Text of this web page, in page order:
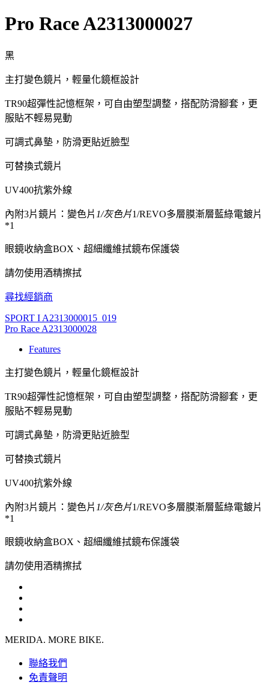
Pro Race A2313000027
黑
主打變色鏡片，輕量化鏡框設計
TR90超彈性記憶框架，可自由塑型調整，搭配防滑腳套，更
服貼不輕易晃動
可調式鼻墊，防滑更貼近臉型
可替換式鏡片
UV400抗紫外線
內附3片鏡片：變色片1/灰色片1/REVO多層膜漸層藍綠電鍍片
*1
眼鏡收納盒BOX、超細纖維拭鏡布保護袋
請勿使用酒精擦拭
尋找經銷商
SPORT I A2313000015_019
Pro Race A2313000028
Features
主打變色鏡片，輕量化鏡框設計
TR90超彈性記憶框架，可自由塑型調整，搭配防滑腳套，更
服貼不輕易晃動
可調式鼻墊，防滑更貼近臉型
可替換式鏡片
UV400抗紫外線
內附3片鏡片：變色片1/灰色片1/REVO多層膜漸層藍綠電鍍片
*1
眼鏡收納盒BOX、超細纖維拭鏡布保護袋
請勿使用酒精擦拭
MERIDA. MORE BIKE.
聯絡我們
免責聲明